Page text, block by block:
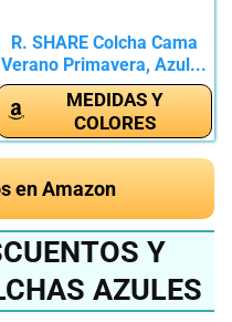
R. SHARE Colcha Cama
Verano Primavera, Azul...
MEDIDAS Y
COLORES
en Amazon
Y
AZULES